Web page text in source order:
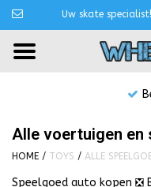
Uw skate specialist!
Niet
Alle voertuigen en
HOME / TOYS / ALLE
Speelgoed auto kopen